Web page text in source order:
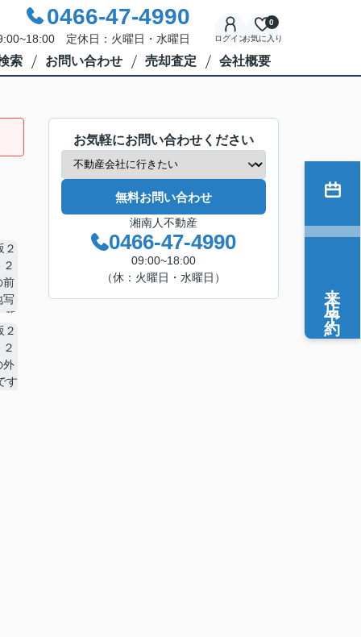
0466-47-4990
定休日：火曜日・水曜日 ログインお気に入り
0
索 お問い合わせ 売却査定 会社概要
お気軽にお問い合わせください
無料お問い合わせ
湘南人不動産
0466-47-4990
09:00~18:00
（休：火曜日・水曜日）
来店予約